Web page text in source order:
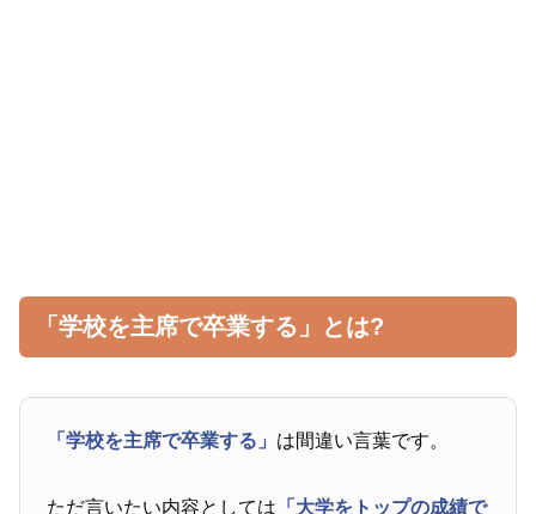
「学校を主席で卒業する」とは?
「学校を主席で卒業する」 は間違い言葉です。
ただ言いたい内容としては 「大学をトップの成績で